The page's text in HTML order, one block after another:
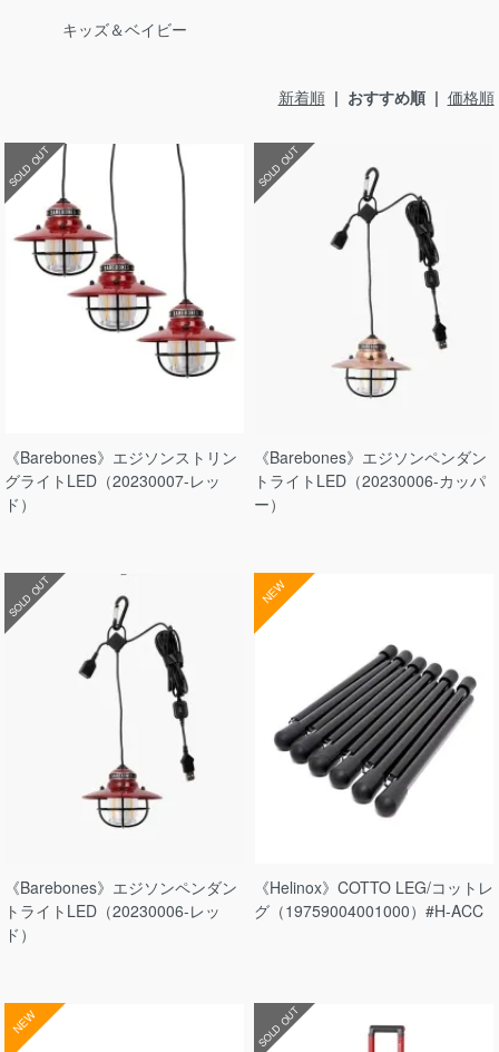
キッズ＆ベイビー
新着順| おすすめ順 | 価格順
SOLD OUT
《Barebones》エジソンストリン
グライトLED（20230007-レッ
ド）
SOLD OUT
《Barebones》エジソンペンダン
トライトLED（20230006-カッパ
ー）
SOLD OUT
《Barebones》エジソンペンダン
トライトLED（20230006-レッ
ド）
NEW
《Helinox》COTTO LEG/コットレ
グ（19759004001000）#H-ACC
NEW SOLD OUT